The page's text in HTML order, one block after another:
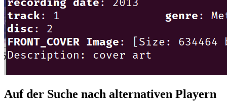
Auf der Suche nach alternativen Playern